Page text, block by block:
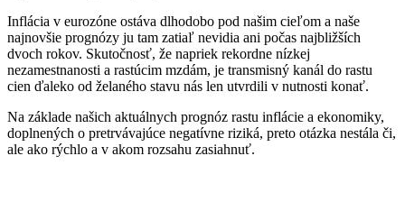
Inflácia v eurozóne ostáva dlhodobo pod našim cieľom a naše
najnovšie prognózy ju tam zatiaľ nevidia ani počas najbližších
dvoch rokov. Skutočnosť, že napriek rekordne nízkej
nezamestnanosti a rastúcim mzdám, je transmisný kanál do rastu
cien ďaleko od želaného stavu nás len utvrdili v nutnosti konať.
Na základe našich aktuálnych prognóz rastu inflácie a ekonomiky,
doplnených o pretrvávajúce negatívne riziká, preto otázka nestála či,
ale ako rýchlo a v akom rozsahu zasiahnuť.